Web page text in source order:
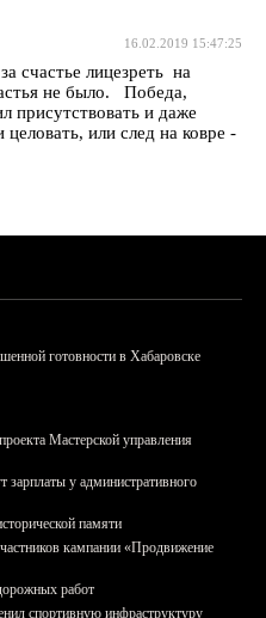
16.02.2019 15:47:25
счастье лицезреть на
не было. Победа,
и даже
или след на ковре -
готовности в Хабаровске
Мастерской управления
зарплаты у административного
памяти
кампании «Продвижение
работ
спортивную инфраструктуру